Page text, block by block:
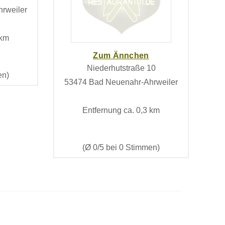
Zum Ännchen
Niederhutstraße 10
53474 Bad Neuenahr-Ahrweiler
Entfernung ca. 0,3 km
(Ø 0/5 bei 0 Stimmen)